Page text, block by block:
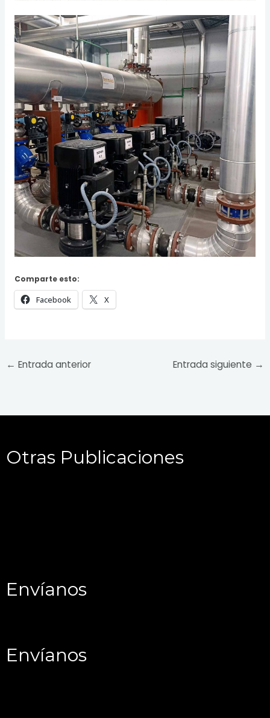
Comparte esto:
Facebook X
← Entrada anterior Entrada siguiente →
Otras Publicaciones
Envíanos
Envíanos